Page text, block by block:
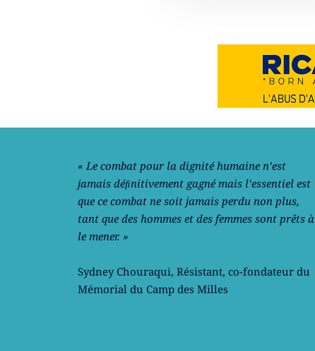
Notre philosophie
« Le combat pour la dignité humaine n’est
jamais déﬁnitivement gagné mais l’essentiel est
que ce combat ne soit jamais perdu non plus,
tant que des hommes et des femmes sont prêts à
le mener. »
Sydney Chouraqui, Résistant, co-fondateur du
Mémorial du Camp des Milles